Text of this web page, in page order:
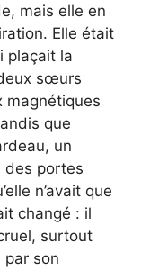
mais elle en
Elle était
plaçait la
sœurs
magnétiques
que
un
des portes
n’avait que
changé : il
surtout
par son